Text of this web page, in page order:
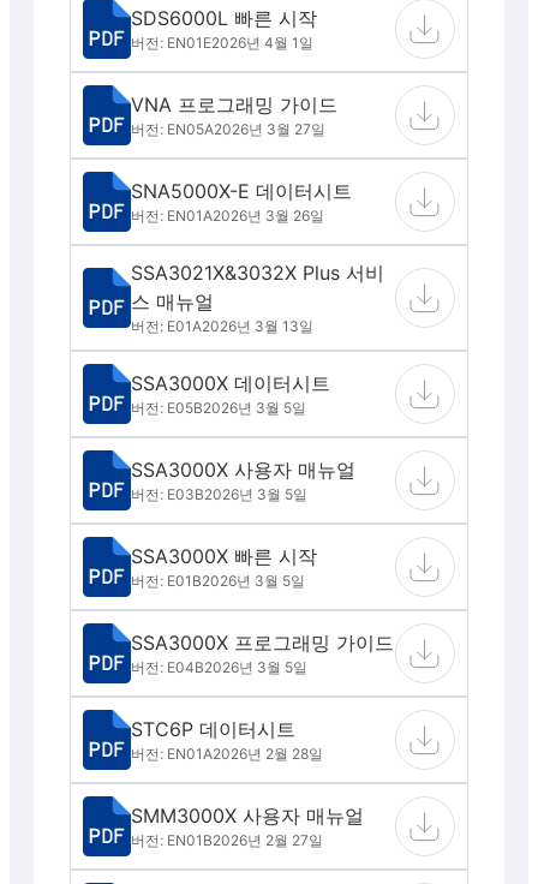
SDS6000L 빠른 시작
버전: EN01E2026년 4월 1일
VNA 프로그래밍 가이드
버전: EN05A2026년 3월 27일
SNA5000X-E 데이터시트
버전: EN01A2026년 3월 26일
SSA3021X&3032X Plus 서비
스 매뉴얼
버전: E01A2026년 3월 13일
SSA3000X 데이터시트
버전: E05B2026년 3월 5일
SSA3000X 사용자 매뉴얼
버전: E03B2026년 3월 5일
SSA3000X 빠른 시작
버전: E01B2026년 3월 5일
SSA3000X 프로그래밍 가이드
버전: E04B2026년 3월 5일
STC6P 데이터시트
버전: EN01A2026년 2월 28일
SMM3000X 사용자 매뉴얼
버전: EN01B2026년 2월 27일